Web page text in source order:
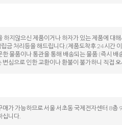
하지않으신 제품이거나 하자가 있는 제품에 대
금 처리등을 해드립니다.(제품도착후 24시간
한 물품이나 통관을 통해 배송되는 물품 (즉시
변심으로 인한 교환이나 환불이 불가하니 직접
매가 가능하므로 서울 서초동 국제전자센터 8층
십니다.